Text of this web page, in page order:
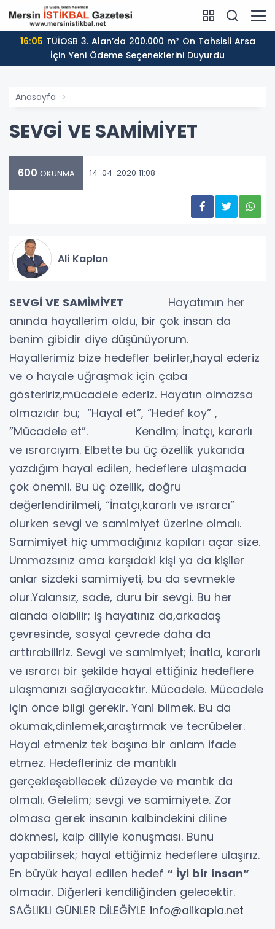
16:05
İçin Yeni Ödeme Seçeneklerini Duyurdu
Anasayfa
SEVGİ VE SAMİMİYET
600 OKUNMA 14-04-2020 11:08
Ali Kaplan
SEVGİ VE SAMİMİYET Hayatımın her
anında hayallerim oldu, bir çok insan da
benim gibidir diye düşünüyorum.
Hayallerimiz bize hedefler belirler,hayal ederiz
ve o hayale uğraşmak için çaba
gösteririz,mücadele ederiz. Hayatın olmazsa
olmazıdır bu; “Hayal et”, “Hedef koy” ,
”Mücadele et”. Kendim; İnatçı, kararlı
ve ısrarcıyım. Elbette bu üç özellik yukarıda
yazdığım hayal edilen, hedeflere ulaşmada
çok önemli. Bu üç özellik, doğru
değerlendirilmeli, “İnatçı,kararlı ve ısrarcı”
olurken sevgi ve samimiyet üzerine olmalı.
Samimiyet hiç ummadığınız kapıları açar size.
Ummazsınız ama karşıdaki kişi ya da kişiler
anlar sizdeki samimiyeti, bu da sevmekle
olur.Yalansız, sade, duru bir sevgi. Bu her
alanda olabilir; iş hayatınız da,arkadaş
çevresinde, sosyal çevrede daha da
arttırabiliriz. Sevgi ve samimiyet; İnatla, kararlı
ve ısrarcı bir şekilde hayal ettiğiniz hedeflere
ulaşmanızı sağlayacaktır. Mücadele. Mücadele
için önce bilgi gerekir. Yani bilmek. Bu da
okumak,dinlemek,araştırmak ve tecrübeler.
Hayal etmeniz tek başına bir anlam ifade
etmez. Hedefleriniz de mantıklı
gerçekleşebilecek düzeyde ve mantık da
olmalı. Gelelim; sevgi ve samimiyete. Zor
olmasa gerek insanın kalbindekini diline
dökmesi, kalp diliyle konuşması. Bunu
yapabilirsek; hayal ettiğimiz hedeflere ulaşırız.
En büyük hayal edilen hedef “ İyi bir insan”
olmadır. Diğerleri kendiliğinden gelecektir.
SAĞLIKLI GÜNLER DİLEĞİYLE info@alikapla.net